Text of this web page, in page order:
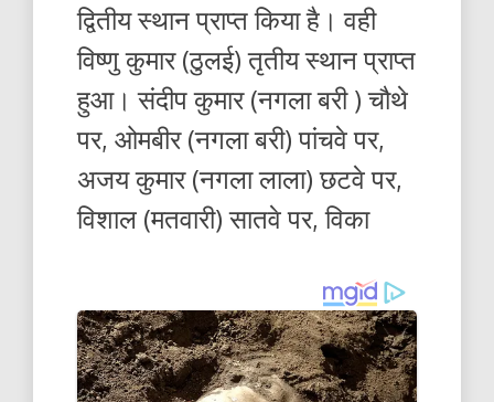
द्वितीय स्थान प्राप्त किया है। वही
विष्णु कुमार (ठुलई) तृतीय स्थान प्राप्त
हुआ। संदीप कुमार (नगला बरी ) चौथे
पर, ओमबीर (नगला बरी) पांचवे पर,
अजय कुमार (नगला लाला) छटवे पर,
विशाल (मतवारी) सातवे पर, विका